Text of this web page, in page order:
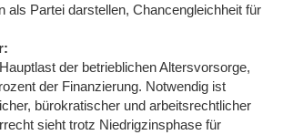
als Partei darstellen, Chancengleichheit für
der betrieblichen Altersvorsorge,
der Finanzierung. Notwendig ist
bürokratischer und arbeitsrechtlicher
sieht trotz Niedrigzinsphase für